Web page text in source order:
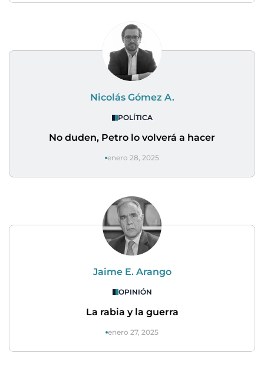
Nicolás Gómez A.
POLÍTICA
No duden, Petro lo volverá a hacer
enero 28, 2025
Jaime E. Arango
OPINIÓN
La rabia y la guerra
enero 27, 2025